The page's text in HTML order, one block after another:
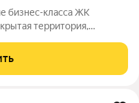
бизнес-класса ЖК
территория,
Юридическое